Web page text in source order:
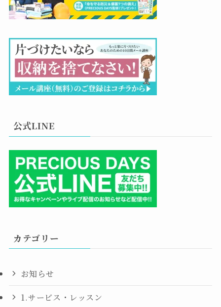
公式LINE
カテゴリー
お知らせ
1.サービス・レッスン